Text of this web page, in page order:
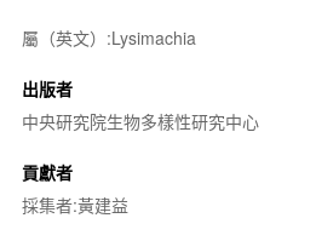
屬（英文）:Lysimachia
出版者
中央研究院生物多樣性研究中心
貢獻者
採集者:黃建益